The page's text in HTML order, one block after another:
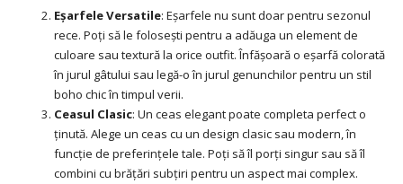
Eșarfele Versatile: Eșarfele nu sunt doar pentru sezonul
rece. Poți să le folosești pentru a adăuga un element de
culoare sau textură la orice outfit. Înfășoară o eșarfă colorată
în jurul gâtului sau legă-o în jurul genunchilor pentru un stil
boho chic în timpul verii.
Ceasul Clasic: Un ceas elegant poate completa perfect o
ținută. Alege un ceas cu un design clasic sau modern, în
funcție de preferințele tale. Poți să îl porți singur sau să îl
combini cu brățări subțiri pentru un aspect mai complex.